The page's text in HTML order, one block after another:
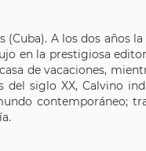
(Cuba). A los dos
en la prestigiosa
de vacaciones,
siglo XX, Calvino
contemporáneo;